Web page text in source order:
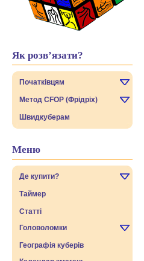
Як розв’язати?
Початківцям
Метод CFOP (Фрідріх)
Швидкуберам
Меню
Де купити?
Таймер
Статті
Головоломки
Географія куберів